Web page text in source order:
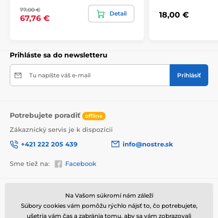
bezpečne doručený až k vám domov. Preto po
dôkladnom odkontrolovaní kvality balíme obrazy do
hrubej bublinkovej fólie.Obraz vám je doručený
nezabudneme na krabicu umiestniť informáciu
Výhody obrazov na plátne
77,00 €
67,76 €
Detail 18,00 €
Prihláste sa do newsletteru
Tu napíšte váš e-mail Prihlásiť
Potrebujete poradiť offline
Zákaznický servis je k dispozícii
+421 222 205 439
info@nostre.sk
Sme tiež na: Facebook
Informácie o nákupe
Obchodné a reklamačné
podmienky
Užitočné informácie
Často kladené otázky
Na Vašom súkromí nám záleží
Súbory cookies vám pomôžu rýchlo nájsť to, čo potrebujete,
ušetria vám čas a zabránia tomu, aby sa vám zobrazovali